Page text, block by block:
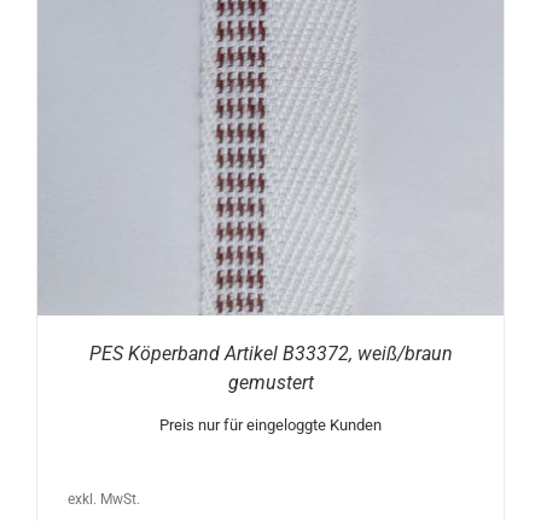
PES Köperband Artikel B33372, weiß/braun
gemustert
Preis nur für eingeloggte Kunden
exkl. MwSt.